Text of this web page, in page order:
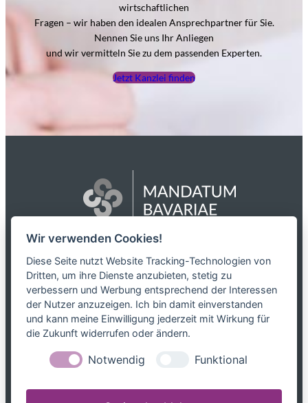
wirtschaftlichen
Fragen – wir haben den idealen Ansprechpartner für Sie.
Nennen Sie uns Ihr Anliegen
und wir vermitteln Sie zu dem passenden Experten.
Jetzt Kanzlei finden
Das Netzwerk
Partnerkanzleien
Karriere
Kontakt
Leistungen
Downloads
Wir verwenden Cookies!
Diese Seite nutzt Website Tracking-Technologien von
Dritten, um ihre Dienste anzubieten, stetig zu
verbessern und Werbung entsprechend der Interessen
der Nutzer anzuzeigen. Ich bin damit einverstanden
und kann meine Einwilligung jederzeit mit Wirkung für
die Zukunft widerrufen oder ändern.
Notwendig Funktional